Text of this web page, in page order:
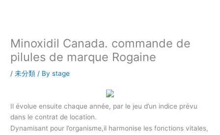
Minoxidil Canada. commande de
pilules de marque Rogaine
/未分類 / Bystage
Il évolue ensuite chaque année, par le jeu d’un indice prévu
dans le contrat de location.
Dynamisant pour l’organisme,il harmonise les fonctions vitales,